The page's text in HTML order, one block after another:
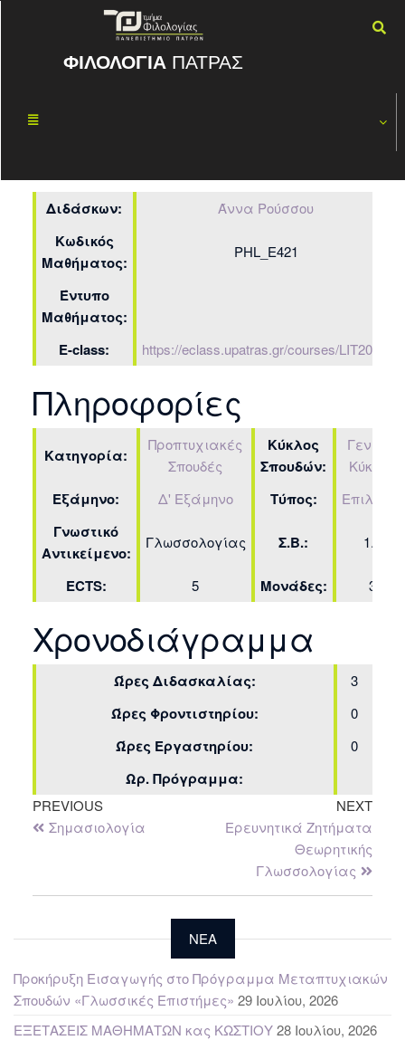
ΦΙΛΟΛΟΓΙΑ ΠΑΤΡΑΣ
11
Διδάσκων: Άννα Ρούσσου
Κωδικός
Μαθήματος:
PHL_E421
Έντυπο
Μαθήματος:
E-class:
https://eclass.upatras.gr/courses/LIT2043/
Πληροφορίες
Κατηγορία:
Προπτυχιακές
Σπουδές
Κύκλος
Σπουδών:
Γενικός
Κύκλος
Εξάμηνο: Δ' Εξάμηνο Τύπος: Επιλογής
Γνωστικό
Αντικείμενο:
Γλωσσολογίας Σ.Β.: 1.5
ECTS: 5 Μονάδες: 3
Χρονοδιάγραμμα
Ώρες Διδασκαλίας: 3
Ώρες Φροντιστηρίου: 0
Ώρες Εργαστηρίου: 0
Ωρ. Πρόγραμμα:
PREVIOUS
Σημασιολογία
NEXT
Ερευνητικά Ζητήματα
Θεωρητικής
Γλωσσολογίας
NEA
Προκήρυξη Εισαγωγής στο Πρόγραμμα Μεταπτυχιακών
Σπουδών «Γλωσσικές Επιστήμες» 29 Ιουλίου, 2026
ΕΞΕΤΑΣΕΙΣ ΜΑΘΗΜΑΤΩΝ κας ΚΩΣΤΙΟΥ28 Ιουλίου, 2026